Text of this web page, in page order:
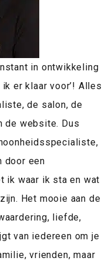
in ontwikkeling
er klaar voor’! Alles
de salon, de
de website. Dus
door een
ik waar ik sta en wat
Het mooie aan de
liefde,
van iedereen om je
vrienden, maar